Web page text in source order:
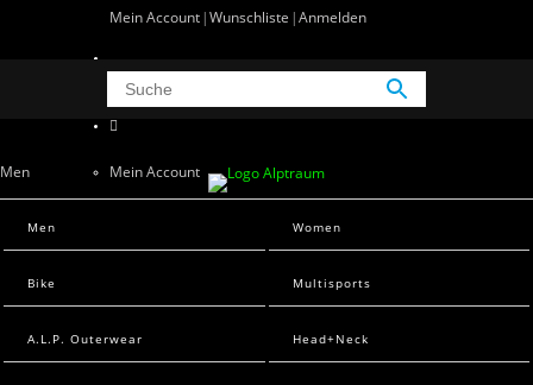
Mein Account Wunschliste Anmelden
Men
Men Sweats
Men T-Shirts
Women
Women Sweats
Mein Account
Men Women
Bike Multisports
A.L.P. Outerwear Head+Neck